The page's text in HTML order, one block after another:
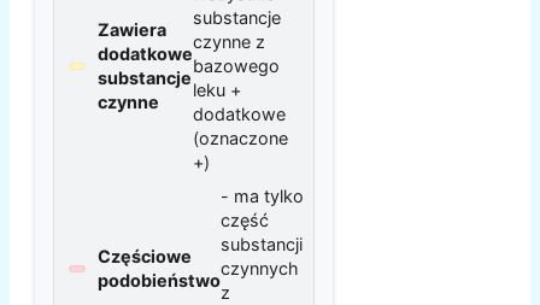
Zawiera
dodatkowe
substancje
czynne
substancje
czynne z
bazowego
leku +
dodatkowe
(oznaczone
+)
Częściowe
podobieństwo
- ma tylko
część
substancji
czynnych
z